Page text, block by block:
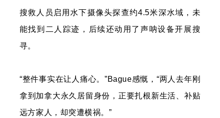
搜救人员启用水下摄像头探查约4.5米深水域，未
能找到二人踪迹，后续还动用了声呐设备开展搜
寻。
“整件事实在让人痛心。”Bague感慨，“两人去年刚
拿到加拿大永久居留身份，正要扎根新生活、补贴
远方家人，却突遭横祸。”